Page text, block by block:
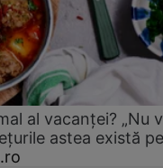
al vacanței? „Nu
astea există